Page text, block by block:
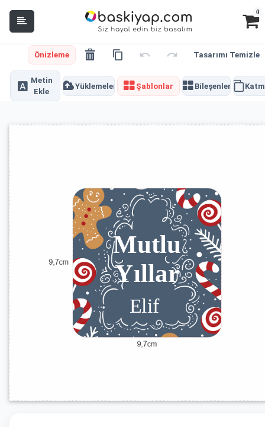
0
Önizleme Tasarımı Temizle
Metin
Ekle
Yüklemeler Şablonlar Bileşenler